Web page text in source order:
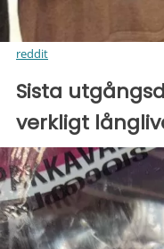
reddit
Sista
verkligt